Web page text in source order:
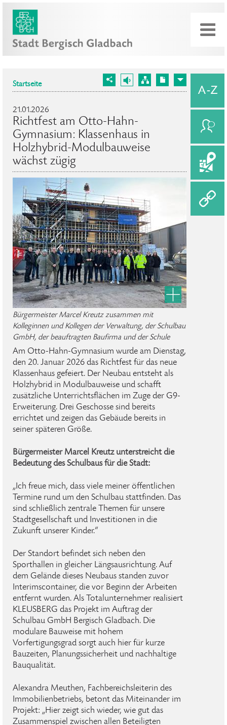
Startseite
21.01.2026
Richtfest am Otto-Hahn-
Gymnasium: Klassenhaus in
Holzhybrid-Modulbauweise
wächst zügig
Bürgermeister Marcel Kreutz zusammen mit
Kolleginnen und Kollegen der Verwaltung, der Schulbau
GmbH, der beauftragten Baufirma und der Schule
Am Otto-Hahn-Gymnasium wurde am Dienstag,
den 20. Januar 2026 das Richtfest für das neue
Klassenhaus gefeiert. Der Neubau entsteht als
Holzhybrid in Modulbauweise und schafft
zusätzliche Unterrichtsflächen im Zuge der G9-
Erweiterung. Drei Geschosse sind bereits
errichtet und zeigen das Gebäude bereits in
seiner späteren Größe.
Bürgermeister Marcel Kreutz unterstreicht die
Bedeutung des Schulbaus für die Stadt:
„Ich freue mich, dass viele meiner öffentlichen
Termine rund um den Schulbau stattfinden. Das
sind schließlich zentrale Themen für unsere
Stadtgesellschaft und Investitionen in die
Zukunft unserer Kinder.“
Der Standort befindet sich neben den
Sporthallen in gleicher Längsausrichtung. Auf
dem Gelände dieses Neubaus standen zuvor
Interimscontainer, die vor Beginn der Arbeiten
entfernt wurden. Als Totalunternehmer realisiert
KLEUSBERG das Projekt im Auftrag der
Schulbau GmbH Bergisch Gladbach. Die
modulare Bauweise mit hohem
Vorfertigungsgrad sorgt auch hier für kurze
Bauzeiten, Planungssicherheit und nachhaltige
Bauqualität.
Alexandra Meuthen, Fachbereichsleiterin des
Immobilienbetriebs, betont das Miteinander im
Projekt: „Hier zeigt sich wieder, wie gut das
Zusammenspiel zwischen allen Beteiligten